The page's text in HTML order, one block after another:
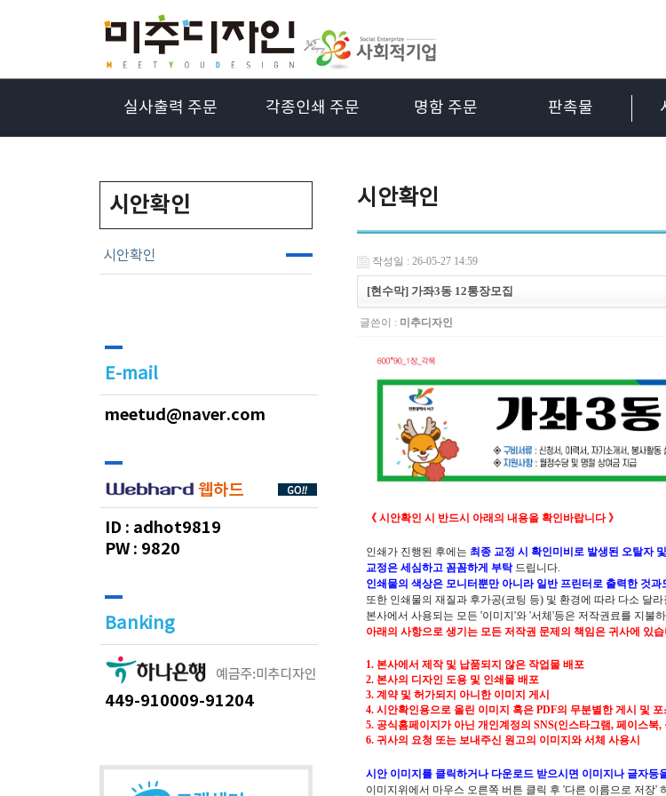
실사출력 주문 각종인쇄 주문 명함 주문 판촉물
시안확인
시안확인
E-mail
meetud@naver.com
ID : adhot9819
PW : 9820
Banking
449-910009-91204
시안확인
작성일 : 26-05-27 14:59
[현수막] 가좌3동 12통장모집
글쓴이 : 미추디자인
《 시안확인 시 반드시 아래의 내용을 확인바랍니다 》
인쇄가 진행된 후에는 최종 교정 시 확인미비로 발생된 오탈자
교정은 세심하고 꼼꼼하게 부탁드립니다.
인쇄물의 색상은 모니터뿐만 아니라 일반 프린터로 출력한 것과
또한 인쇄물의 재질과 후가공(코팅 등) 및 환경에 따라 다소 달라
본사에서 사용되는 모든 '이미지'와 '서체'등은 저작권료를 지불
아래의 사항으로 생기는 모든 저작권 문제의 책임은 귀사에 있
1. 본사에서 제작 및 납품되지 않은 작업물 배포
2. 본사의 디자인 도용 및 인쇄물 배포
3. 계약 및 허가되지 아니한 이미지 게시
4. 시안확인용으로 올린 이미지 혹은 PDF의 무분별한 게시 및 포
5. 공식홈페이지가 아닌 개인계정의 SNS(인스타그램, 페이스북,
6. 귀사의 요청 또는 보내주신 원고의 이미지와 서체 사용시
시안 이미지를 클릭하거나 다운로드 받으시면 이미지나 글자등
이미지위에서 마우스 오른쪽 버튼 클릭 후 '다른 이름으로 저장'